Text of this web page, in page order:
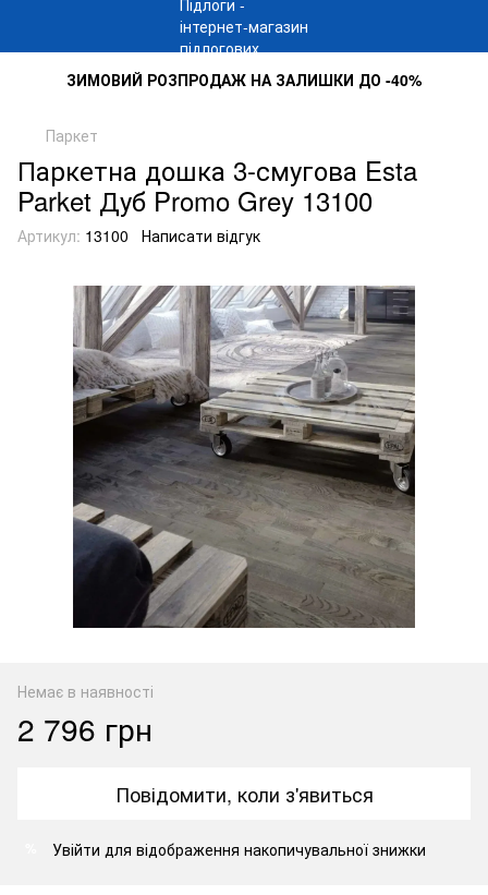
ЗИМОВИЙ РОЗПРОДАЖ НА ЗАЛИШКИ ДО -40%
Паркет
Паркетна дошка 3-смугова Esta
Parket Дуб Promo Grey 13100
Артикул: 13100 Написати відгук
Немає в наявності
2 796 грн
Повідомити, коли з'явиться
Увійти для відображення накопичувальної знижки